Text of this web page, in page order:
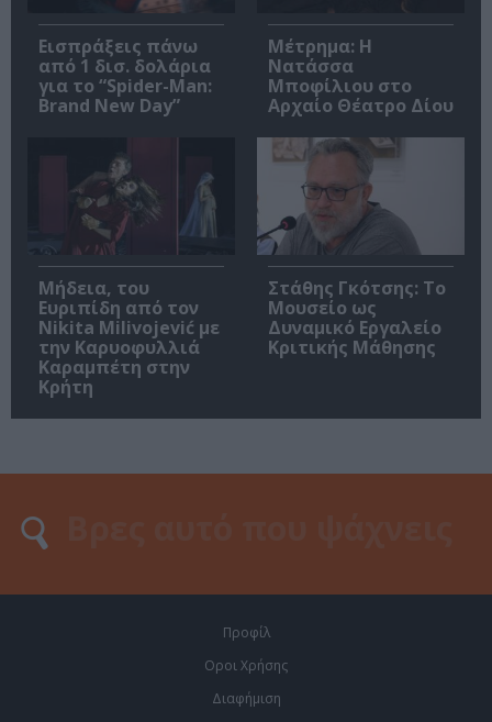
Εισπράξεις πάνω
από 1 δισ. δολάρια
για το “Spider-Man:
Brand New Day”
Μέτρημα: Η
Νατάσσα
Μποφίλιου στο
Αρχαίο Θέατρο Δίου
Μήδεια, του
Ευριπίδη από τον
Nikita Milivojević με
την Καρυοφυλλιά
Καραμπέτη στην
Κρήτη
Στάθης Γκότσης: Το
Μουσείο ως
Δυναμικό Εργαλείο
Κριτικής Μάθησης
Προφίλ
Οροι Χρήσης
Διαφήμιση